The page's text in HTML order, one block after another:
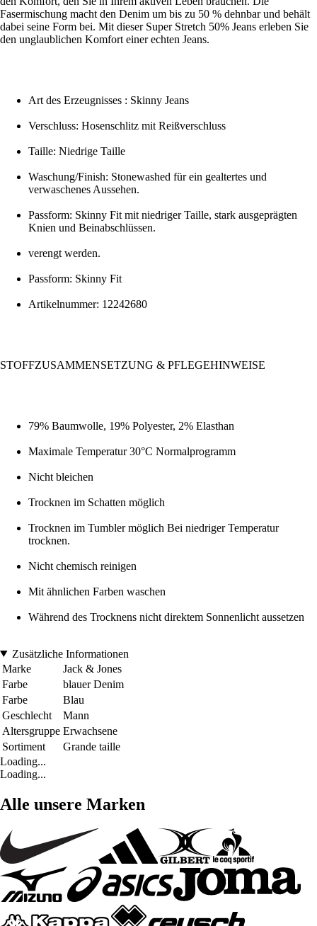
Fasermischung macht den Denim um bis zu 50 % dehnbar und behält
dabei seine Form bei. Mit dieser Super Stretch 50% Jeans erleben Sie
den unglaublichen Komfort einer echten Jeans.
Art des Erzeugnisses : Skinny Jeans
Verschluss: Hosenschlitz mit Reißverschluss
Taille: Niedrige Taille
Waschung/Finish: Stonewashed für ein gealtertes und
verwaschenes Aussehen.
Passform: Skinny Fit mit niedriger Taille, stark ausgeprägten
Knien und Beinabschlüssen.
verengt werden.
Passform: Skinny Fit
Artikelnummer: 12242680
STOFFZUSAMMENSETZUNG & PFLEGEHINWEISE
79% Baumwolle, 19% Polyester, 2% Elasthan
Maximale Temperatur 30°C Normalprogramm
Nicht bleichen
Trocknen im Schatten möglich
Trocknen im Tumbler möglich Bei niedriger Temperatur
trocknen.
Nicht chemisch reinigen
Mit ähnlichen Farben waschen
Während des Trocknens nicht direktem Sonnenlicht aussetzen
Zusätzliche Informationen
Marke
Jack & Jones
Farbe
blauer Denim
Farbe
Blau
Geschlecht
Mann
Altersgruppe Erwachsene
Sortiment
Grande taille
Loading...
Loading...
Alle unsere Marken